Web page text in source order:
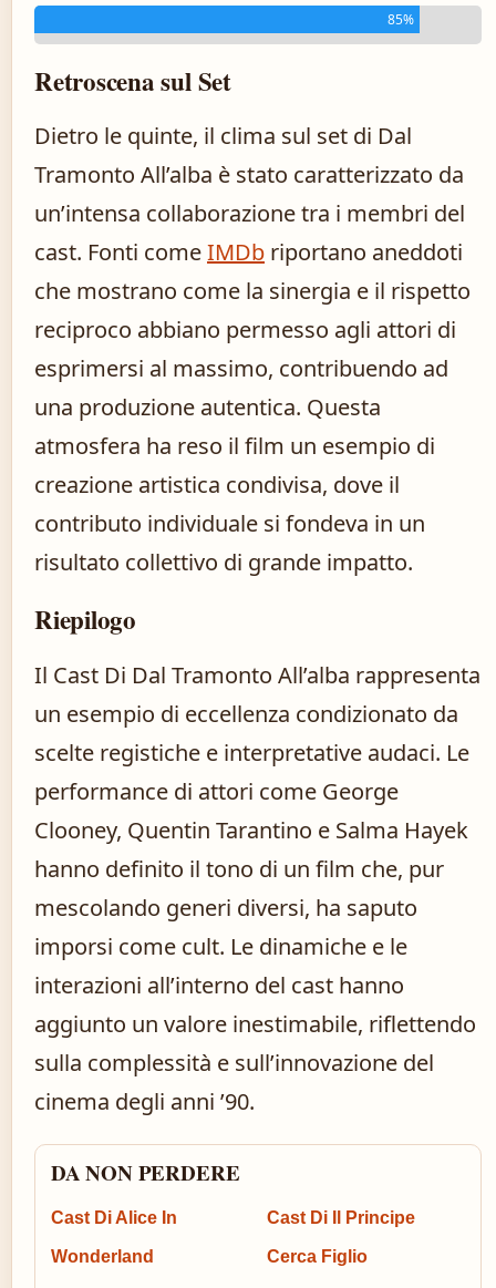
85%
Retroscena sul Set
Dietro le quinte, il clima sul set di Dal
Tramonto All’alba è stato caratterizzato da
un’intensa collaborazione tra i membri del
cast. Fonti comeIMDb riportano aneddoti
che mostrano come la sinergia e il rispetto
reciproco abbiano permesso agli attori di
esprimersi al massimo, contribuendo ad
una produzione autentica. Questa
atmosfera ha reso il film un esempio di
creazione artistica condivisa, dove il
contributo individuale si fondeva in un
risultato collettivo di grande impatto.
Riepilogo
Il Cast Di Dal Tramonto All’alba rappresenta
un esempio di eccellenza condizionato da
scelte registiche e interpretative audaci. Le
performance di attori come George
Clooney, Quentin Tarantino e Salma Hayek
hanno definito il tono di un film che, pur
mescolando generi diversi, ha saputo
imporsi come cult. Le dinamiche e le
interazioni all’interno del cast hanno
aggiunto un valore inestimabile, riflettendo
sulla complessità e sull’innovazione del
cinema degli anni ’90.
DA NON PERDERE
Cast Di Alice In
Wonderland
Cast Di Il Principe
Cerca Figlio